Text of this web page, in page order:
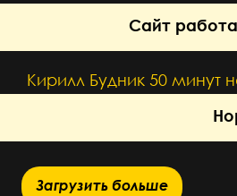
Сайт
Кирилл Будник 50 минут
Загрузить больше